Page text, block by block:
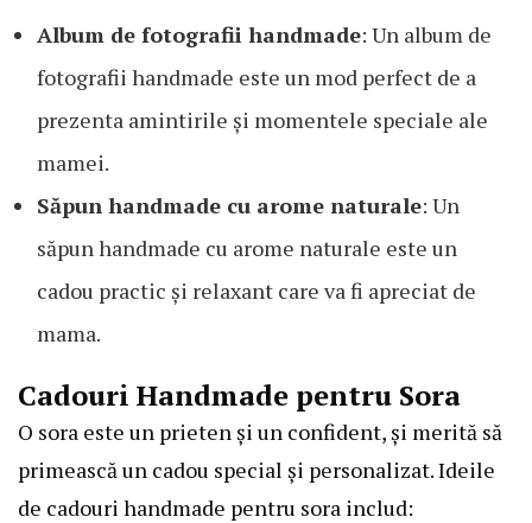
Album de fotografii handmade: Un album de
fotografii handmade este un mod perfect de a
prezenta amintirile și momentele speciale ale
mamei.
Săpun handmade cu arome naturale: Un
săpun handmade cu arome naturale este un
cadou practic și relaxant care va fi apreciat de
mama.
Cadouri Handmade pentru Sora
O sora este un prieten și un confident, și merită să
primească un cadou special și personalizat. Ideile
de cadouri handmade pentru sora includ: